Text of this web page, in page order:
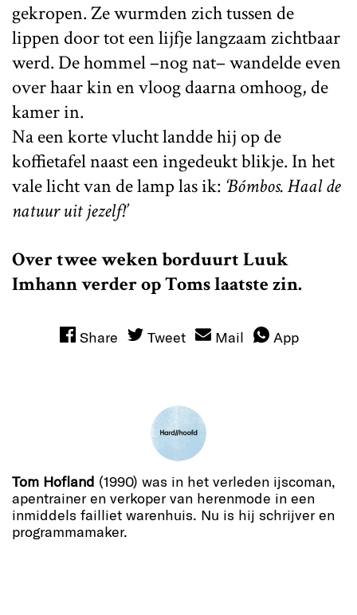
gekropen. Ze wurmden zich tussen de
lippen door tot een lijfje langzaam zichtbaar
werd. De hommel –nog nat– wandelde even
over haar kin en vloog daarna omhoog, de
kamer in.
Na een korte vlucht landde hij op de
koffietafel naast een ingedeukt blikje. In het
vale licht van de lamp las ik: ‘Bómbos. Haal de
natuur uit jezelf!’
Over twee weken borduurt Luuk
Imhann verder op Toms laatste zin.
Share Tweet Mail App
Tom Hofland (1990) was in het verleden ijscoman,
apentrainer en verkoper van herenmode in een
inmiddels failliet warenhuis. Nu is hij schrijver en
programmamaker.